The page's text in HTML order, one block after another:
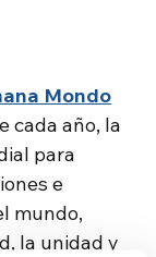
Mondo
cada año, la
para
e
mundo,
la unidad y